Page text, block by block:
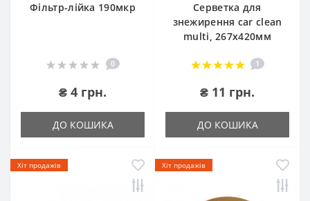
Фільтр-лійка 190мкр
0
₴ 4 грн.
ДО КОШИКА
Серветка для
знежирення car clean
multi, 267х420мм
1
₴ 11 грн.
ДО КОШИКА
Хіт продажів Хіт продажів